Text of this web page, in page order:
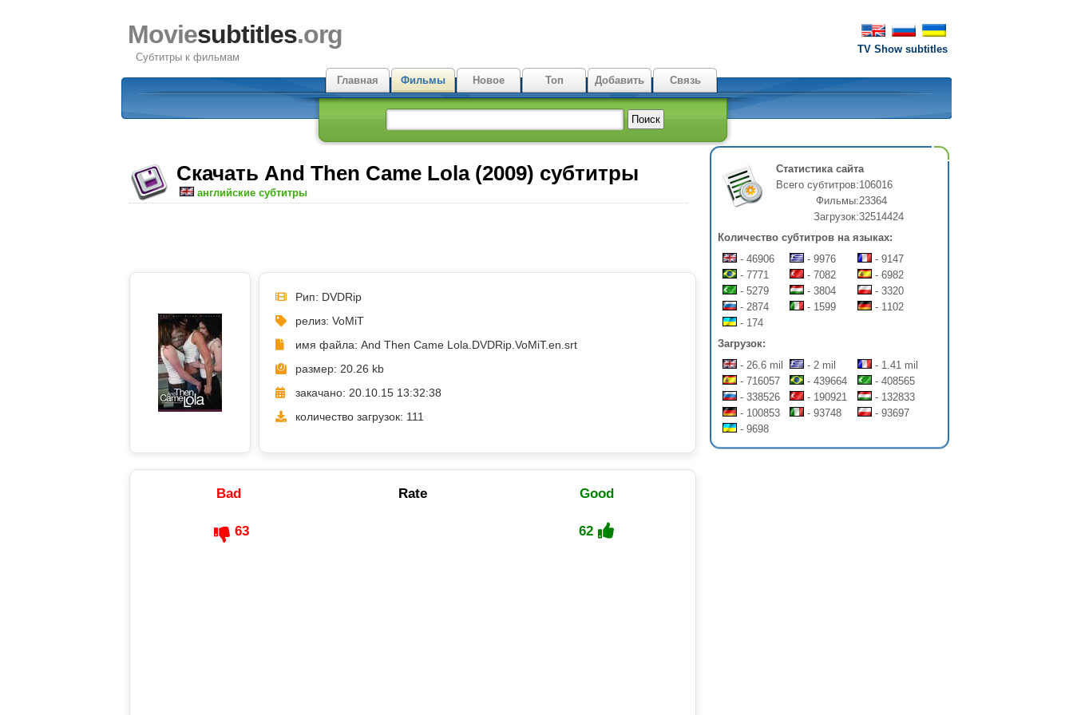
TV Show subtitles
Moviesubtitles.org
Субтитры к фильмам
Главная
Фильмы Новое Топ Добавить Связь
Скачать And Then Came Lola (2009) субтитры
английские субтитры
Рип: DVDRip
релиз: VoMiT
имя файла: And Then Came Lola.DVDRip.VoMiT.en.srt
размер: 20.26 kb
закачано: 20.10.15 13:32:38
количество загрузок: 111
Bad Rate Good
63 62
Статистика сайта
Всего субтитров:106016
Фильмы:23364
Загрузок:32514424
Количество субтитров на языках:
- 46906
- 9976
- 9147
- 7771
- 7082
- 6982
- 5279
- 3804
- 3320
- 2874
- 1599
- 1102
- 174
Загрузок:
- 26.6 mil
- 2 mil
- 1.41 mil
- 716057
- 439664
- 408565
- 338526
- 190921
- 132833
- 100853
- 93748
- 93697
- 9698